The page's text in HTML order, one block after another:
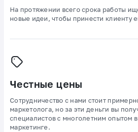
На протяжении всего срока работы
новые идеи, чтобы принести клиенту
Честные цены
Сотрудничество с нами стоит
маркетолога, но за эти деньги вы
специалистов с многолетним опытом
маркетинге.